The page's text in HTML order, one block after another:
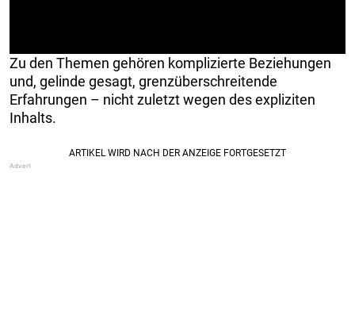
Zu den Themen gehören komplizierte Beziehungen
und, gelinde gesagt, grenzüberschreitende
Erfahrungen – nicht zuletzt wegen des expliziten
Inhalts.